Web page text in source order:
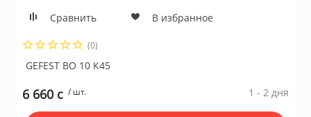
Сравнить В избранное
(0)
GEFEST ВО 10 К45
6 660 c / шт. 1 - 2 дня